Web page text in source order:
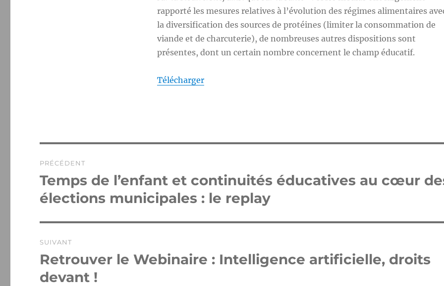
rapporté les mesures relatives à l’évolution des régimes alimentaires
la diversification des sources de protéines (limiter la consommation de
viande et de charcuterie), de nombreuses autres dispositions sont
présentes, dont un certain nombre concernent le champ éducatif.
Télécharger
de
l’article
PRÉCÉDENT
Publication
précédente :
Temps de l’enfant et continuités éducatives au cœur
élections municipales : le replay
SUIVANT
Publication
suivante :
Retrouver le Webinaire : Intelligence artificielle, droits
devant !